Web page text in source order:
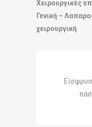
Χειρουργικές
Γενική –
χειρουργική